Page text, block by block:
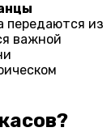
передаются из
важной